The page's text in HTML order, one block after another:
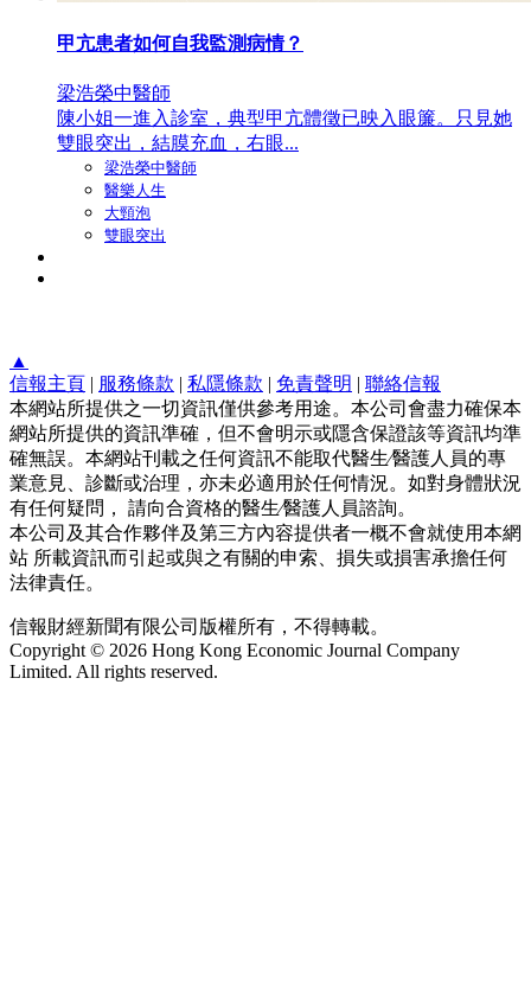
甲亢患者如何自我監測病情？
梁浩榮中醫師
陳小姐一進入診室，典型甲亢體徵已映入眼簾。只見她
雙眼突出，結膜充血，右眼...
梁浩榮中醫師
醫樂人生
大頸泡
雙眼突出
▲
信報主頁 | 服務條款 | 私隱條款 | 免責聲明 | 聯絡信報
本網站所提供之一切資訊僅供參考用途。本公司會盡力確保本
網站所提供的資訊準確，但不會明示或隱含保證該等資訊均準
確無誤。本網站刊載之任何資訊不能取代醫生∕醫護人員的專
業意見、診斷或治理，亦未必適用於任何情況。如對身體狀況
有任何疑問， 請向合資格的醫生∕醫護人員諮詢。
本公司及其合作夥伴及第三方內容提供者一概不會就使用本網
站 所載資訊而引起或與之有關的申索、損失或損害承擔任何
法律責任。
信報財經新聞有限公司版權所有，不得轉載。
Copyright © 2026 Hong Kong Economic Journal Company
Limited. All rights reserved.